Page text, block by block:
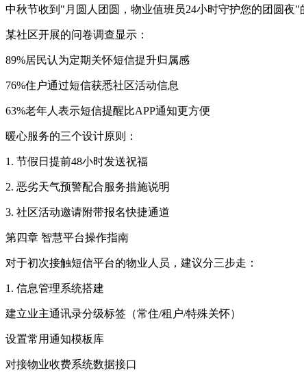
中秋节收到"月圆人团圆，物业值班员24小时守护您的团圆夜
某社区开展的问卷调查显示：
89%居民认为定期关怀短信提升归属感
76%住户通过短信获悉社区活动信息
63%老年人表示短信提醒比APP通知更方便
暖心服务的三个设计原则：
1. 节假日提前48小时发送祝福
2. 恶劣天气预警配合服务措施说明
3. 社区活动邀请附带报名快捷通道
第四章 智慧平台操作指南
对于初次接触短信平台的物业人员，建议分三步走：
1. 信息管理系统搭建
建立业主通讯录分级标签（常住/租户/特殊关怀）
设置常用通知模板库
对接物业收费系统数据接口